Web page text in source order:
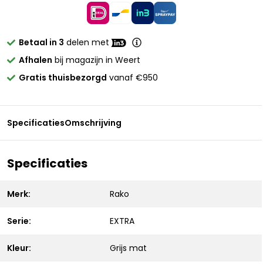
Betaal in 3 delen met
Afhalen bij magazijn in Weert
Gratis thuisbezorgd vanaf €950
SpecificatiesOmschrijving
Specificaties
Merk: Rako
Serie: EXTRA
Kleur: Grijs mat